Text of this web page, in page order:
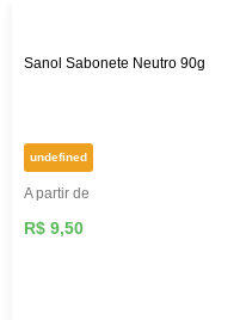
Sanol Sabonete Neutro 90g
undefined
A partir de
R$ 9,50